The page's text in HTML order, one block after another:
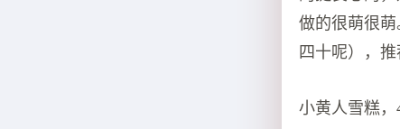
做的很萌很
四十呢），
小黄人雪糕，